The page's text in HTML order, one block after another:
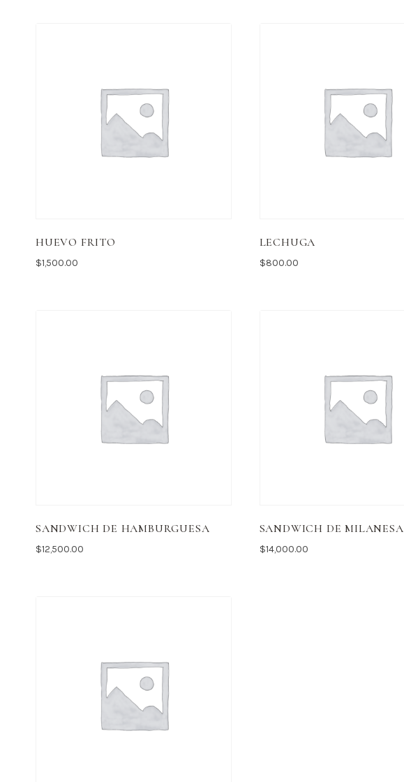
HUEVO FRITO
$1,500.00
LECHUGA
$800.00
SANDWICH DE HAMBURGUESA
$12,500.00
SANDWICH DE MILANESA
$14,000.00